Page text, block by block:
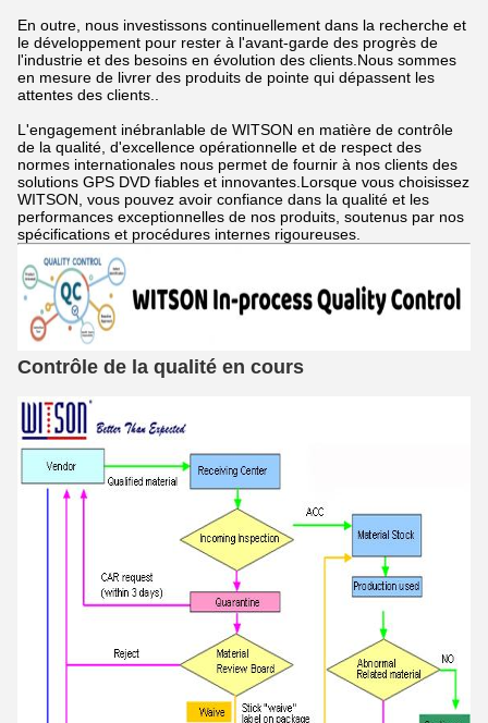
En outre, nous investissons continuellement dans la recherche et
le développement pour rester à l'avant-garde des progrès de
l'industrie et des besoins en évolution des clients.Nous sommes
en mesure de livrer des produits de pointe qui dépassent les
attentes des clients..
L'engagement inébranlable de WITSON en matière de contrôle
de la qualité, d'excellence opérationnelle et de respect des
normes internationales nous permet de fournir à nos clients des
solutions GPS DVD fiables et innovantes.Lorsque vous choisissez
WITSON, vous pouvez avoir confiance dans la qualité et les
performances exceptionnelles de nos produits, soutenus par nos
spécifications et procédures internes rigoureuses.
Contrôle de la qualité en cours